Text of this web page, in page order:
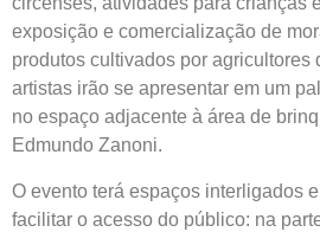
exposição e comercialização de
produtos cultivados por agricultores
artistas irão se apresentar em um
no espaço adjacente à área de
Edmundo Zanoni.
O evento terá espaços interligados
facilitar o acesso do público: na